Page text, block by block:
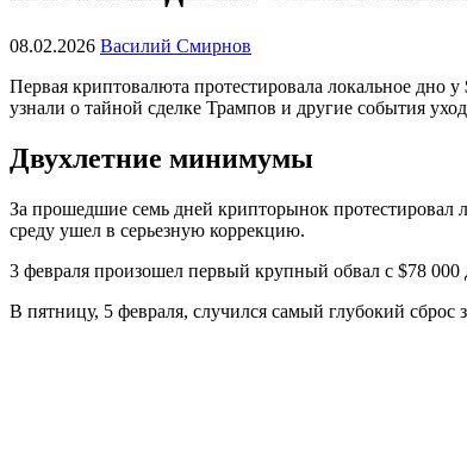
08.02.2026 Василий Смирнов
Первая криптовалюта протестировала локальное дно
узнали о тайной сделке Трампов и другие события
Двухлетние минимумы
За прошедшие семь дней крипторынок протестировал
среду ушел в серьезную коррекцию.
3 февраля произошел первый крупный обвал с $78
В пятницу, 5 февраля, случился самый глубокий сброс